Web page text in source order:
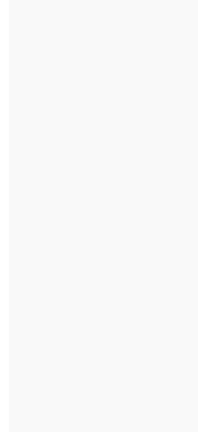
di riflessione. La
precedenti, che
Take
, con altri
era come una nuova
raccontava la sua
sfumature, dove il